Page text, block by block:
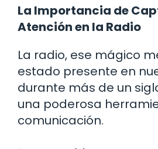
La Importancia de
Atención en la Radio
La radio, ese mágico
estado presente en
durante más de un
una poderosa
comunicación.